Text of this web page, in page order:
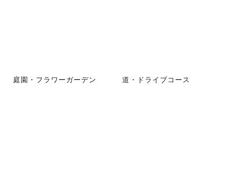
庭園・フラワーガーデン 道・ドライブコース